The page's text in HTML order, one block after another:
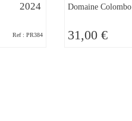
2024
Ref : PR384
Domaine Colombo
31,00 €